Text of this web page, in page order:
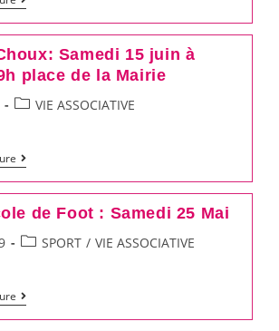
29
juin
à
20h30
au
de
Musique
Samedi
juin
à
partir
de
Samedi 15 juin à
place de la Mairie
PostVIE ASSOCIATIVE
Soupe
au
Choux:
15
à
partir
de Foot : Samedi 25 Mai
PostSPORT / VIE ASSOCIATIVE
Tournoi
Ecole